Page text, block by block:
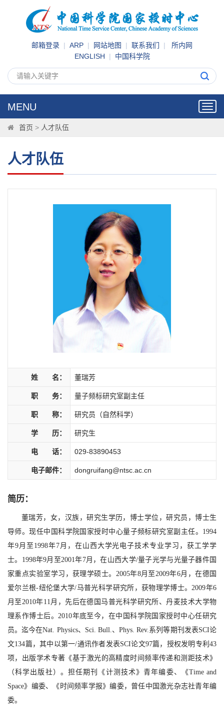
邮箱登录 | ARP | 网站地图 | 联系我们 | 所内网
ENGLISH | 中国科学院
MENU
首页 > 人才队伍
人才队伍
姓 名： 董瑞芳
职 务： 量子频标研究室副主任
职 称： 研究员（自然科学）
学 历： 研究生
电 话： 029-83890453
电子邮件： dongruifang@ntsc.ac.cn
简历：
董瑞芳，女，汉族，研究生学历，博士学位，研究员，博士生
导师。现任中国科学院国家授时中心量子频标研究室副主任。1994
年9月至1998年7月，在山西大学光电子技术专业学习，获工学学
士。1998年9月至2001年7月，在山西大学/量子光学与光量子器件国
家重点实验室学习，获理学硕士。2005年8月至2009年6月，在德国
爱尔兰根-纽伦堡大学/马普光科学研究所，获物理学博士。2009年6
月至2010年11月，先后在德国马普光科学研究所、丹麦技术大学物
理系作博士后。2010年底至今，在中国科学院国家授时中心任研究
员。迄今在Nat. Physics、Sci. Bull.、Phys. Rev.系列等期刊发表SCI论
文134篇，其中以第一/通讯作者发表SCI论文97篇，授权发明专利43
项，出版学术专著《基于激光的高精度时间频率传递和测距技术》
（科学出版社）。担任期刊《计测技术》青年编委、《Time and
Space》编委、《时间频率学报》编委，曾任中国激光杂志社青年编
委。